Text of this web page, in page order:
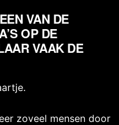
VAN DE
OP DE
VAAK DE
zoveel mensen door